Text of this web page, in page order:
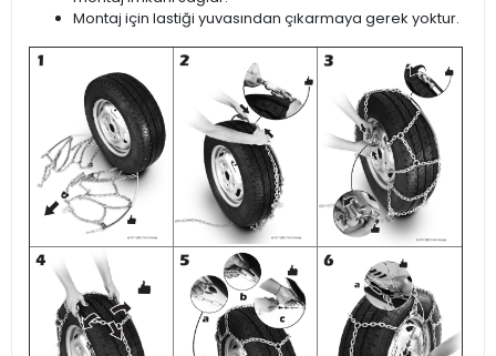
Montaj için lastiği yuvasından çıkarmaya gerek yoktur.